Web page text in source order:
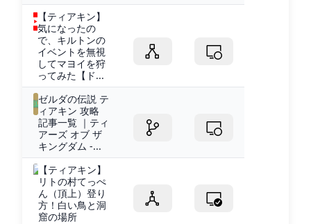
【ティアキン】
気になったの
で、キルトンの
イベントを無視
してマヨイを狩
ってみた【ド...
ゼルダの伝説 テ
ィアキン 攻略
記事一覧 ｜ティ
アーズ オブ ザ
キングダム -...
【ティアキン】
リトの村てっぺ
ん（頂上）登り
方！白い鳥と洞
窟の場所